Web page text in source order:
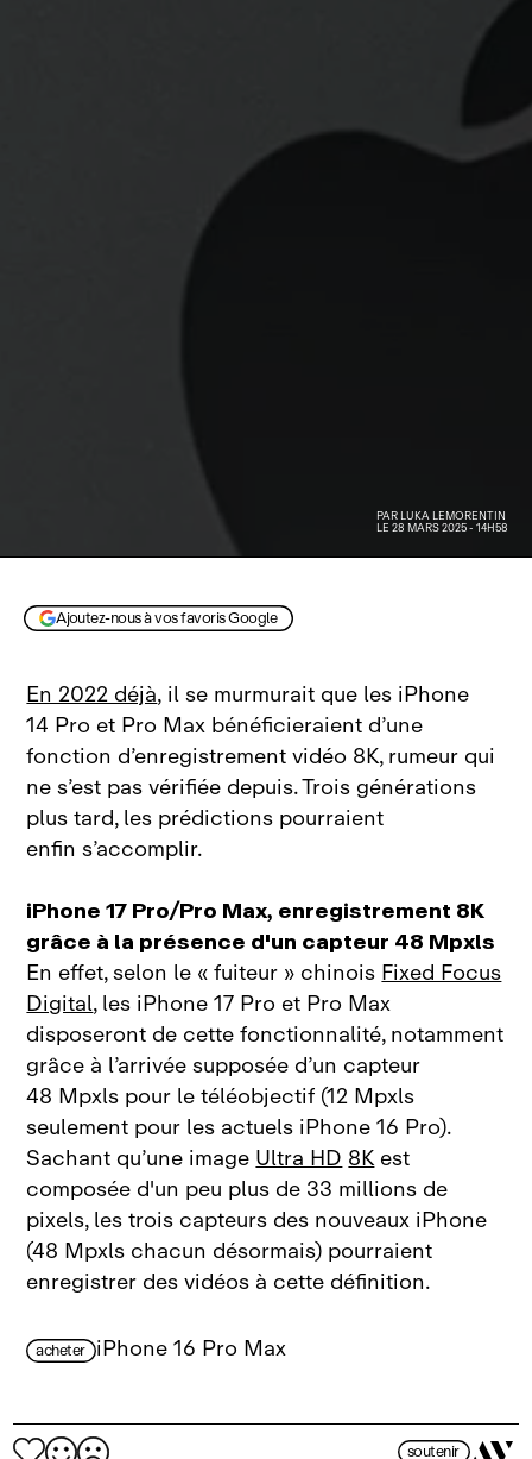
PAR LUKA LEMORENTIN
LE 28 MARS 2025 - 14H58
Ajoutez-nous à vos favoris Google
En 2022 déjà, il se murmurait que les iPhone
14 Pro et Pro Max bénéficieraient d’une
fonction d’enregistrement vidéo 8K, rumeur qui
ne s’est pas vérifiée depuis. Trois générations
plus tard, les prédictions pourraient
enfin s’accomplir.
iPhone 17 Pro/Pro Max, enregistrement 8K
grâce à la présence d'un capteur 48 Mpxls
En effet, selon le « fuiteur » chinoisFixed Focus
Digital, les iPhone 17 Pro et Pro Max
disposeront de cette fonctionnalité, notamment
grâce à l’arrivée supposée d’un capteur
48 Mpxls pour le téléobjectif (12 Mpxls
seulement pour les actuels iPhone 16 Pro).
Sachant qu’une imageUltra HD8Kest
composée d'un peu plus de 33 millions de
pixels, les trois capteurs des nouveaux iPhone
(48 Mpxls chacun désormais) pourraient
enregistrer des vidéos à cette définition.
acheter iPhone 16 Pro Max
soutenir